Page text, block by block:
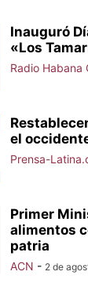
Inauguró
«Los
Radio Habana
el
Prensa-
Primer
alimentos
patria
ACN - 2 de